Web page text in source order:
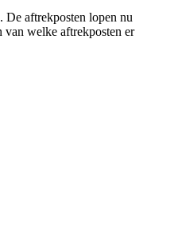
De aftrekposten lopen nu
van welke aftrekposten er